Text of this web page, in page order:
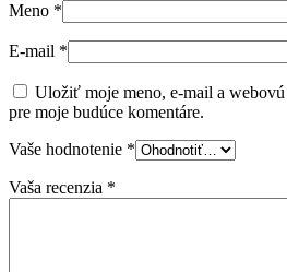
Meno *
E-mail *
Uložiť moje meno, e-mail a
pre moje budúce komentáre.
Vaše hodnotenie *
Vaša recenzia *